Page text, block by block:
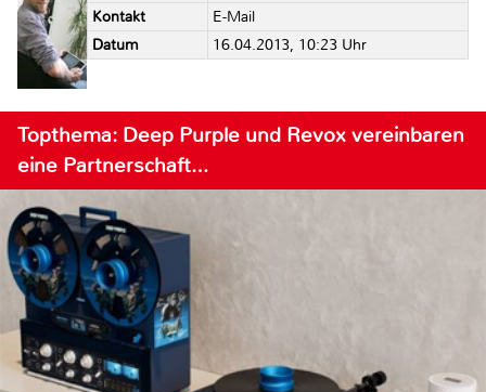
Kontakt
E-Mail
Datum
16.04.2013, 10:23 Uhr
Topthema: Deep Purple und Revox vereinbaren
eine Partnerschaft…